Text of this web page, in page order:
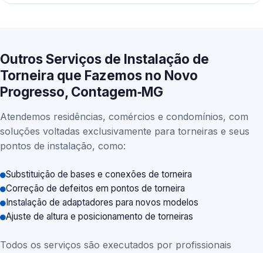
Outros Serviços de Instalação de
Torneira que Fazemos no Novo
Progresso, Contagem‑MG
Atendemos residências, comércios e condomínios, com
soluções voltadas exclusivamente para torneiras e seus
pontos de instalação, como:
Substituição de bases e conexões de torneira
Correção de defeitos em pontos de torneira
Instalação de adaptadores para novos modelos
Ajuste de altura e posicionamento de torneiras
Todos os serviços são executados por profissionais